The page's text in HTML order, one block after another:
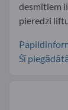
desmitiem
pieredzi
Šī